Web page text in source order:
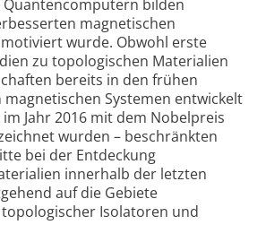
Quanten­computern bilden
magnetischen
wurde. Obwohl erste
zu topologischen Materialien
bereits in den frühen
magnetischen Systemen entwickelt
Jahr 2016 mit dem Nobelpreis
wurden – beschränkten
bei der Entdeckung
innerhalb der letzten
auf die Gebiete
Isolatoren und